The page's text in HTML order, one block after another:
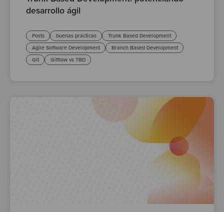
desarrollo ágil
Posts buenas prácticas
Trunk Based Development
Agile Software Development
Branch Based Development
Git
Gitflow vs TBD